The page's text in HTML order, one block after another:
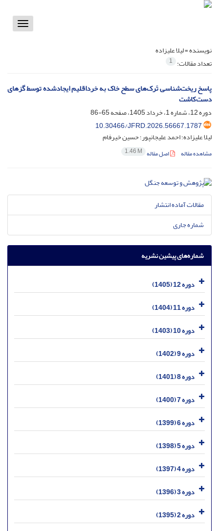
Toggle
نویسنده =لیلا علیزاده
تعداد مقالات: 1
پاسخ ریخت‌شناسی تَرک‌های سطح خاک به خرداقلیم ایجادشده توسط گزهای
دست‌کاشت
دوره 12، شماره 1، خرداد 1405، صفحه
65-86
10.30466/JFRD.2026.56667.1787
لیلا علیزاده؛ احمد علیجانپور؛ حسین خیرفام
مشاهده مقاله اصل مقاله 1.46 M
مقالات آماده انتشار
شماره جاری
شماره‌های پیشین نشریه
دوره 12 (1405)
دوره 11 (1404)
دوره 10 (1403)
دوره 9 (1402)
دوره 8 (1401)
دوره 7 (1400)
دوره 6 (1399)
دوره 5 (1398)
دوره 4 (1397)
دوره 3 (1396)
دوره 2 (1395)